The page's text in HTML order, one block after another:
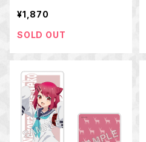
ド 虎視 餡子
¥1,870
SOLD OUT